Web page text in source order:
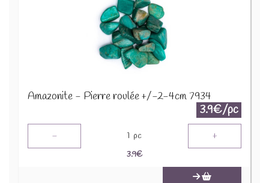
Amazonite - Pierre roulée +/-2-4cm 7934
3.9€/pc
- 1 pc +
3.9€